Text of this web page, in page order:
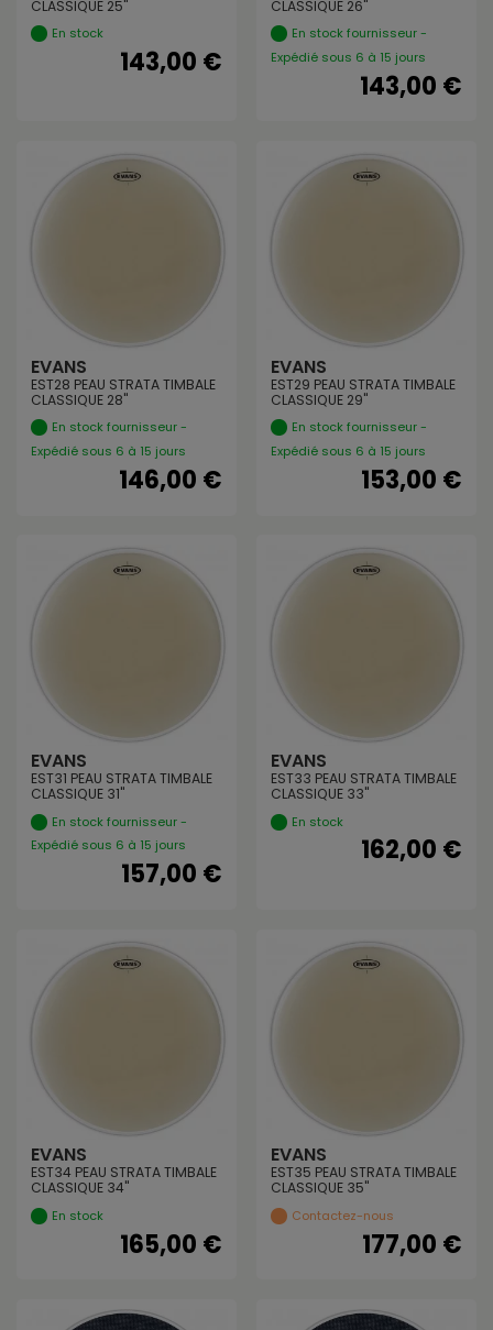
CLASSIQUE 25"
En stock
143,00 €
CLASSIQUE 26"
En stock fournisseur -
Expédié sous 6 à 15 jours
143,00 €
EVANS
EST28 PEAU STRATA TIMBALE
CLASSIQUE 28"
En stock fournisseur -
Expédié sous 6 à 15 jours
146,00 €
EVANS
EST29 PEAU STRATA TIMBALE
CLASSIQUE 29"
En stock fournisseur -
Expédié sous 6 à 15 jours
153,00 €
EVANS
EST31 PEAU STRATA TIMBALE
CLASSIQUE 31"
En stock fournisseur -
Expédié sous 6 à 15 jours
157,00 €
EVANS
EST33 PEAU STRATA TIMBALE
CLASSIQUE 33"
En stock
162,00 €
EVANS
EST34 PEAU STRATA TIMBALE
CLASSIQUE 34"
En stock
165,00 €
EVANS
EST35 PEAU STRATA TIMBALE
CLASSIQUE 35"
Contactez-nous
177,00 €